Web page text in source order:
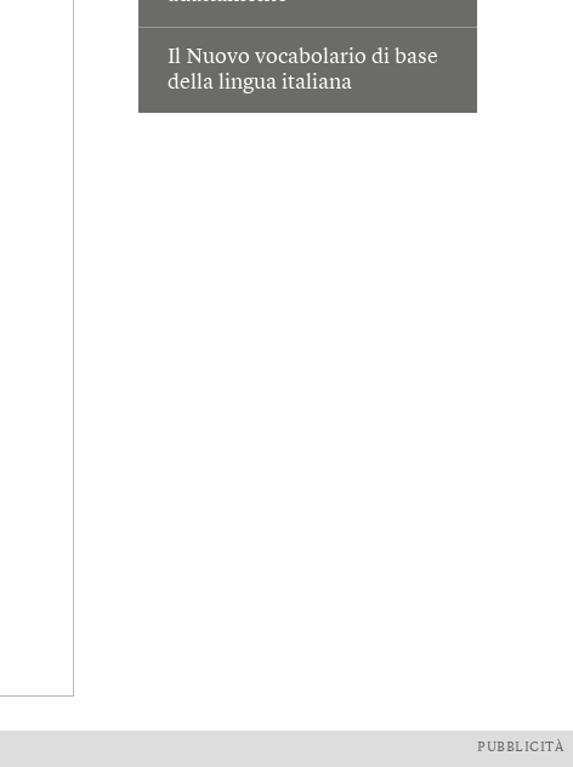
Il Nuovo vocabolario di base
della lingua italiana
PUBBLICITÀ